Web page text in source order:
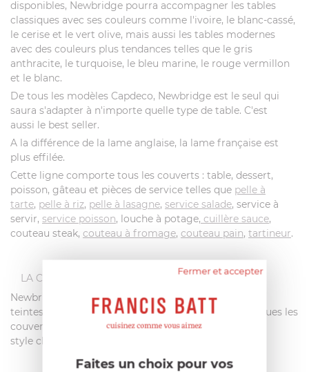
disponibles, Newbridge pourra accompagner les tables
classiques avec ses couleurs comme l'ivoire, le blanc-cassé,
le cerise et le vert olive, mais aussi les tables modernes
avec des couleurs plus tendances telles que le gris
anthracite, le turquoise, le bleu marine, le rouge vermillon
et le blanc.
De tous les modèles Capdeco, Newbridge est le seul qui
saura s'adapter à n'importe quelle type de table. C'est
aussi le best seller.
A la différence de la lame anglaise, la lame française est
plus effilée.
Cette ligne comporte tous les couverts : table, dessert,
poisson, gâteau et pièces de service telles que pelle à
tarte, pelle à riz, pelle à lasagne, service salade, service à
servir, service poisson, louche à potage, cuillère sauce,
couteau steak, couteau à fromage, couteau pain, tartineur.
LA COLLECTION NEWBRIDGE
Newbridge est une collection polyvalente avec ses
teintes colorées. Moulés dans des formes ergonomiques les
couverts Newbridge procurent un
style classique et indémodable.
Fermer et accepter
Faites un choix pour vos